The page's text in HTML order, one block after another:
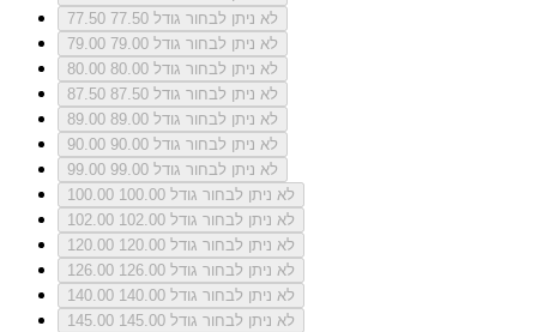
77.50
לא ניתן לבחור גודל 77.50
79.00
לא ניתן לבחור גודל 79.00
80.00
לא ניתן לבחור גודל 80.00
87.50
לא ניתן לבחור גודל 87.50
89.00
לא ניתן לבחור גודל 89.00
90.00
לא ניתן לבחור גודל 90.00
99.00
לא ניתן לבחור גודל 99.00
100.00
לא ניתן לבחור גודל 100.00
102.00
לא ניתן לבחור גודל 102.00
120.00
לא ניתן לבחור גודל 120.00
126.00
לא ניתן לבחור גודל 126.00
140.00
לא ניתן לבחור גודל 140.00
145.00
לא ניתן לבחור גודל 145.00